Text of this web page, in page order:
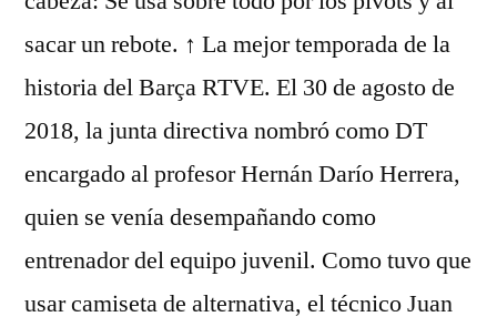
sacar un rebote. ↑ La mejor temporada de la
historia del Barça RTVE. El 30 de agosto de
2018, la junta directiva nombró como DT
encargado al profesor Hernán Darío Herrera,
quien se venía desempañando como
entrenador del equipo juvenil. Como tuvo que
usar camiseta de alternativa, el técnico Juan